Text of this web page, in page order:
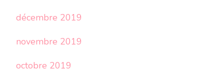
décembre 2019
novembre 2019
octobre 2019